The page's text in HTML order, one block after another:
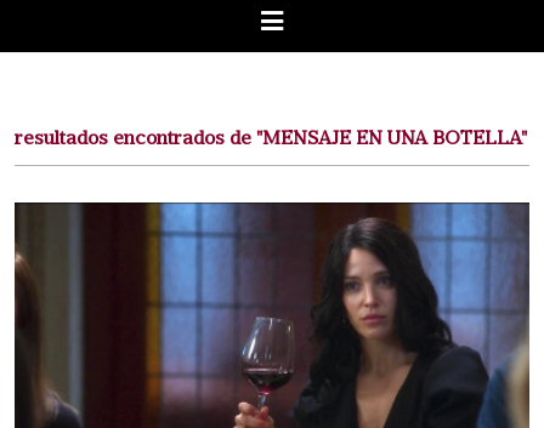
resultados encontrados de "MENSAJE EN UNA BOTELLA"